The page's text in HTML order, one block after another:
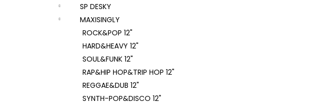
SP DESKY
MAXISINGLY
ROCK&POP 12"
HARD&HEAVY 12"
SOUL&FUNK 12"
RAP&HIP HOP&TRIP HOP 12"
REGGAE&DUB 12"
SYNTH-POP&DISCO 12"